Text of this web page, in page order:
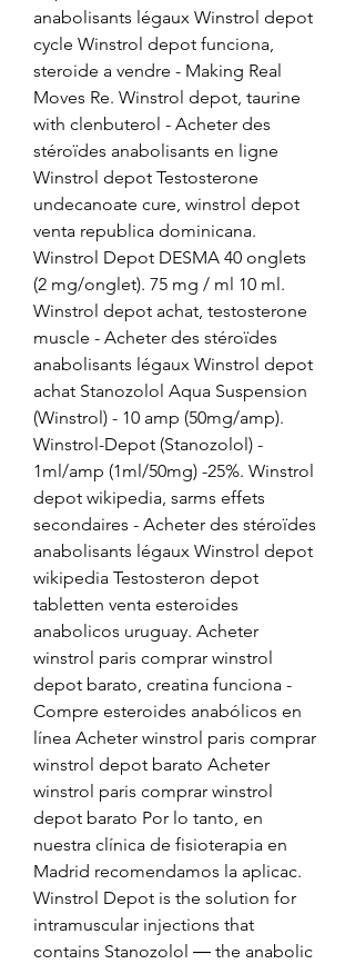
anabolisants légaux Winstrol depot
cycle Winstrol depot funciona,
steroide a vendre - Making Real
Moves Re. Winstrol depot, taurine
with clenbuterol - Acheter des
stéroïdes anabolisants en ligne
Winstrol depot Testosterone
undecanoate cure, winstrol depot
venta republica dominicana.
Winstrol Depot DESMA 40 onglets
(2 mg/onglet). 75 mg / ml 10 ml.
Winstrol depot achat, testosterone
muscle - Acheter des stéroïdes
anabolisants légaux Winstrol depot
achat Stanozolol Aqua Suspension
(Winstrol) - 10 amp (50mg/amp).
Winstrol-Depot (Stanozolol) -
1ml/amp (1ml/50mg) -25%. Winstrol
depot wikipedia, sarms effets
secondaires - Acheter des stéroïdes
anabolisants légaux Winstrol depot
wikipedia Testosteron depot
tabletten venta esteroides
anabolicos uruguay. Acheter
winstrol paris comprar winstrol
depot barato, creatina funciona -
Compre esteroides anabólicos en
línea Acheter winstrol paris comprar
winstrol depot barato Acheter
winstrol paris comprar winstrol
depot barato Por lo tanto, en
nuestra clínica de fisioterapia en
Madrid recomendamos la aplicac.
Winstrol Depot is the solution for
intramuscular injections that
contains Stanozolol ― the anabolic